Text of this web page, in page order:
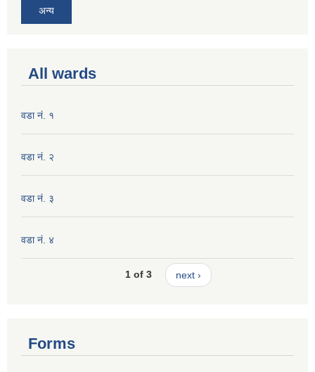
अन्य
All wards
वडा नं. १
वडा नं. २
वडा नं. ३
वडा नं. ४
1 of 3 next ›
Forms